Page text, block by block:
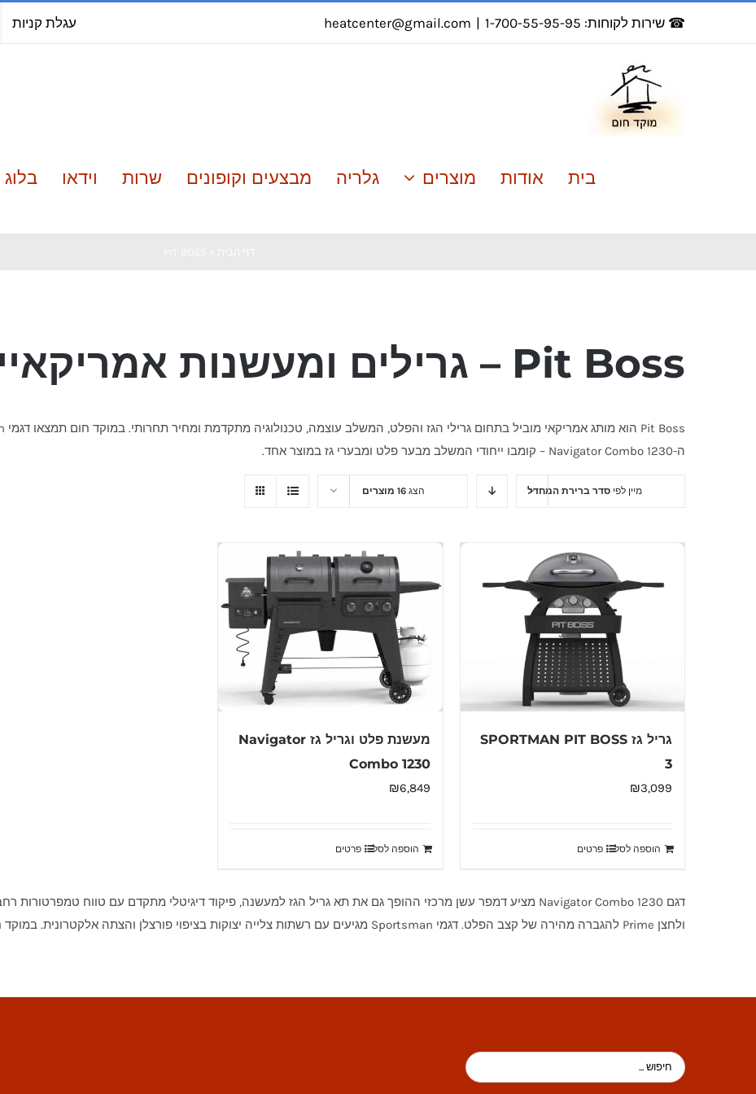
☎ שירות לקוחות: 1-700-55-95-95 |
heatcenter@gmail.com עגלת קניות
בית אודות מוצרים גלריה מבצעים וקופונים שרות וידאו בלוג
Pit Boss – גרילים ומעשנות אמריקאיים
ה-Navigator Combo 1230 – קומבו ייחודי המשלב מבער פלט ומבערי גז במוצר אחד.
מיין לפי סדר ברירת המחדל הצג 16 מוצרים
גריל גז SPORTMAN PIT BOSS
3
₪3,099
הוספה לסל פרטים
מעשנת פלט וגריל גז Navigator
Combo 1230
₪6,849
הוספה לסל פרטים
ולחצן Prime להגברה מהירה של קצב הפלט. דגמי Sportsman מגיעים עם רשתות צלייה יצוקות בציפוי פורצלן והצתה אלקטרונית. במוקד חום נלווה אתכם בבחירת הדגם המתאים.